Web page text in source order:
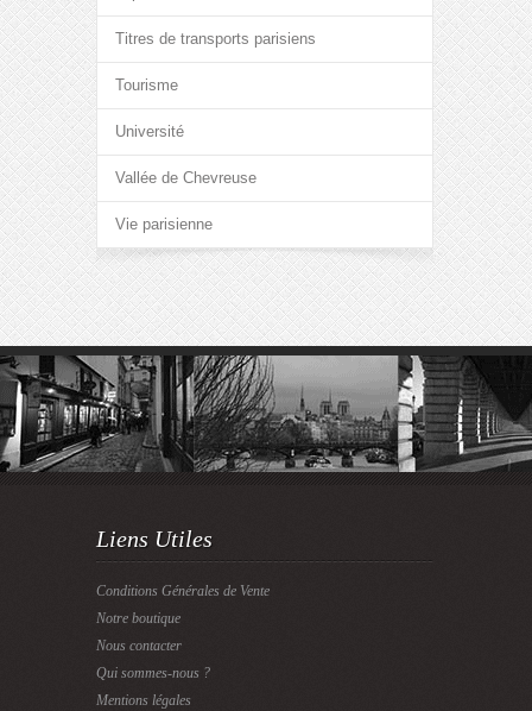
Titres de transports parisiens
Tourisme
Université
Vallée de Chevreuse
Vie parisienne
Liens Utiles
Conditions Générales de Vente
Notre boutique
Nous contacter
Qui sommes-nous ?
Mentions légales